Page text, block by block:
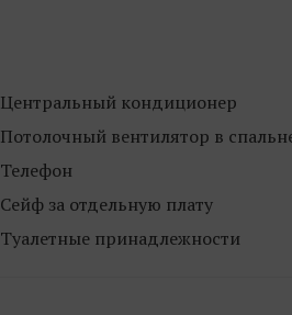
Центральный кондиционер
Потолочный вентилятор в
Телефон
Сейф за отдельную плату
Туалетные принадлежности